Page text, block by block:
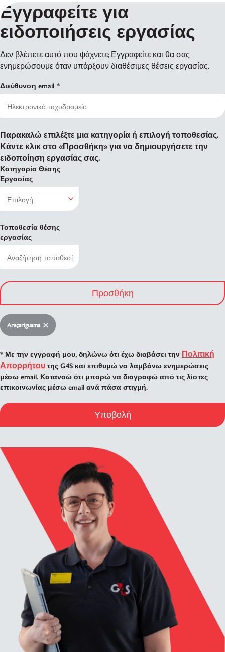
Εγγραφείτε για
ειδοποιήσεις εργασίας
Δεν βλέπετε αυτό που ψάχνετε; Εγγραφείτε και θα σας
ενημερώσουμε όταν υπάρξουν διαθέσιμες θέσεις εργασίας.
Διεύθυνση email
Παρακαλώ επιλέξτε μια κατηγορία ή επιλογή τοποθεσίας.
Κάντε κλικ στο «Προσθήκη» για να δημιουργήσετε την
ειδοποίηση εργασίας σας.
Κατηγορία Θέσης
Εργασίας
Τοποθεσία θέσης
εργασίας
Προσθήκη
Araçariguama
* Με την εγγραφή μου, δηλώνω ότι έχω διαβάσει την Πολιτική
Απορρήτου της G4S και επιθυμώ να λαμβάνω ενημερώσεις
μέσω email. Κατανοώ ότι μπορώ να διαγραφώ από τις λίστες
επικοινωνίας μέσω email ανά πάσα στιγμή.
Υποβολή